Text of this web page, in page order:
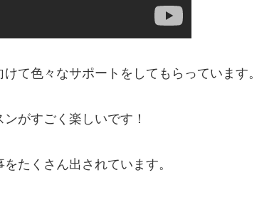
て色々なサポートをしてもらっています。
がすごく楽しいです！
たくさん出されています。